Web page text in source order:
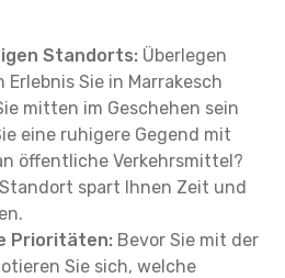
Standorts: Überlegen
Sie in Marrakesch
mitten im Geschehen sein
eine ruhigere Gegend mit
öffentliche Verkehrsmittel?
spart Ihnen Zeit und
Prioritäten: Bevor Sie mit der
Sie sich, welche